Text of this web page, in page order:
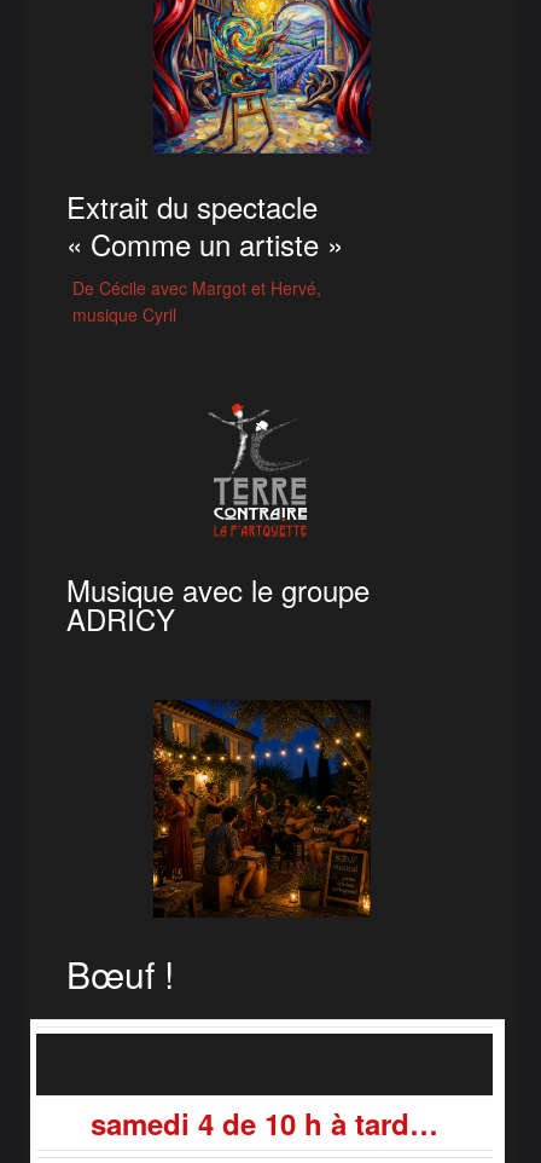
Extrait du spectacle
« Comme un artiste »
De Cécile avec Margot et Hervé,
musique Cyril
Musique avec le groupe
ADRICY
Bœuf !
samedi 4 de 10 h à tard…